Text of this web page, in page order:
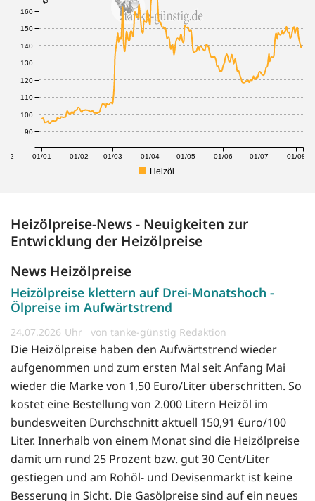
12 01/01 01/02 01/03 01/04 01/05 01/06 01/07 01/08
90
100
110
120
130
140
150
160
Heizöl
Heizölpreise-News - Neuigkeiten zur
Entwicklung der Heizölpreise
News Heizölpreise
Heizölpreise klettern auf Drei-Monatshoch -
Ölpreise im Aufwärtstrend
24.07.2026 von tanke-günstig Redaktion
Die Heizölpreise haben den Aufwärtstrend wieder
aufgenommen und zum ersten Mal seit Anfang Mai
wieder die Marke von 1,50 Euro/Liter überschritten. So
kostet eine Bestellung von 2.000 Litern Heizöl im
bundesweiten Durchschnitt aktuell 150,91 €uro/100
Liter. Innerhalb von einem Monat sind die Heizölpreise
damit um rund 25 Prozent bzw. gut 30 Cent/Liter
gestiegen und am Rohöl- und Devisenmarkt ist keine
Besserung in Sicht. Die Gasölpreise sind auf ein neues